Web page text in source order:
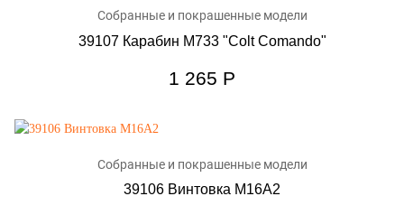
Собранные и покрашенные модели
39107 Карабин M733 "Colt Comando"
1 265 Р
Собранные и покрашенные модели
39106 Винтовка M16A2